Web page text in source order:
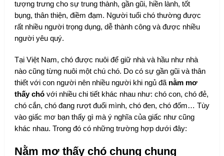
tượng trưng cho sự trung thành, gần gũi, hiền lành, tốt
bụng, thân thiện, điềm đạm. Người tuổi chó thường được
rất nhiều người trọng dụng, dễ thành công và được nhiều
người yêu quý.
Tại Việt Nam, chó được nuôi để giữ nhà và hầu như nhà
nào cũng từng nuôi một chú chó. Do có sự gần gũi và thân
thiết với con người nên nhiều người khi ngủ đã nằm mơ
thấy chóvới nhiều chi tiết khác nhau như: chó con, chó đẻ,
chó cắn, chó đang rượt đuổi mình, chó đen, chó đốm… Tùy
vào giấc mơ bạn thấy gì mà ý nghĩa của giấc như cũng
khác nhau. Trong đó có những trường hợp dưới đây:
Nằm mơ thấy chó chung chung